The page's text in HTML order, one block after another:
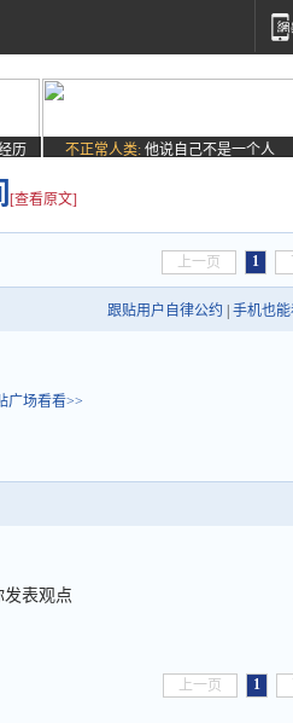
历 不正常人类: 他说自己不是一个人
[查看原文]
上一页 1
跟贴用户自律公约 手机也
广场看看>>
发表观点
上一页 1